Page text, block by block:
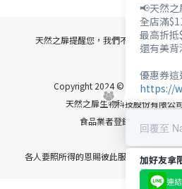
天然之扉提醒您，我們不會以電話或簡
Copyright 2024 © 匯總實業有限
天然之扉生物科技股份有限公
食品業者登錄字號 A-
各人要照所得的恩賜彼此服事， 作神百
📢天然
全店滿
最高折抵
還有美
優惠券這
https://
回覆至
加好友拿
連